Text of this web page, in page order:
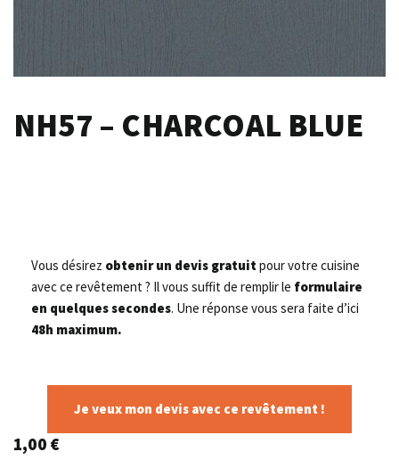
NH57 – CHARCOAL BLUE
Vous désirez obtenir un devis gratuitpour votre cuisine
avec ce revêtement ? Il vous suffit de remplir le formulaire
en quelques secondes. Une réponse vous sera faite d’ici
48h maximum.
Je veux mon devis avec ce revêtement !
1,00 €